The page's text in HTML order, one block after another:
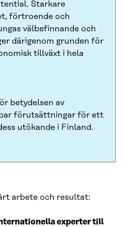
Starkare
förtroende och
välbefinnande och
därigenom grunden för
tillväxt i hela
betydelsen av
förutsättningar för ett
utökande i Finland.
arbete och resultat:
experter till